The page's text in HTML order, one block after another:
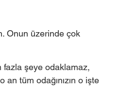
Onun üzerinde çok
fazla şeye odaklamaz,
tüm odağınızın o işte